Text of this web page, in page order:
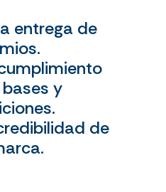
entrega de
y
de